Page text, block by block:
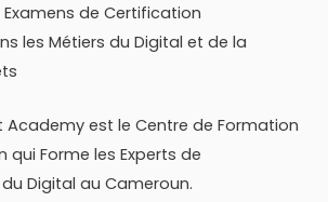
de Certification
les Métiers du Digital et de la
Academy est le Centre de Formation
Forme les Experts de
Digital au Cameroun.